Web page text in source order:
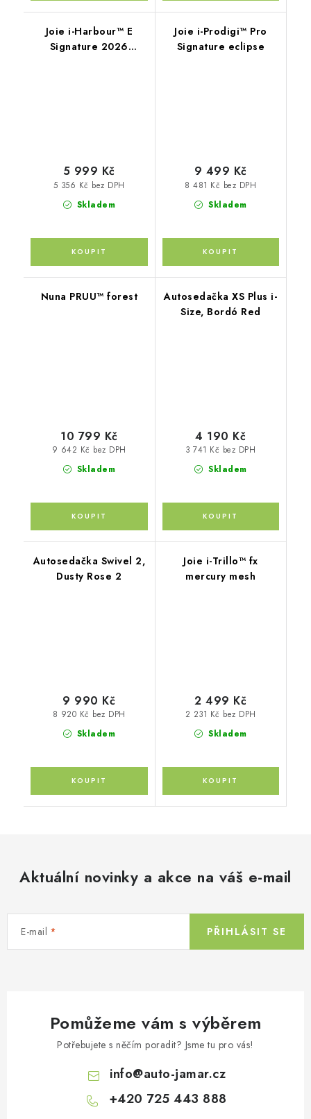
Joie i-Harbour™ E
Signature 2026
Skladem
5 356 Kč bez DPH
5 999 Kč
Joie i-Prodigi™ Pro
Signature eclipse
Skladem
8 481 Kč bez DPH
9 499 Kč
Nuna PRUU™ forest
Skladem
9 642 Kč bez DPH
10 799 Kč
Autosedačka XS Plus i-
Size, Bordó Red
Skladem
3 741 Kč bez DPH
4 190 Kč
Autosedačka Swivel 2,
Dusty Rose 2
Skladem
8 920 Kč bez DPH
9 990 Kč
Joie i-Trillo™ fx
mercury mesh
Skladem
2 231 Kč bez DPH
2 499 Kč
Aktuální novinky a akce na váš e-mail
E-mail PŘIHLÁSIT SE
Pomůžeme vám s výběrem
Potřebujete s něčím poradit? Jsme tu pro vás!
info@auto-jamar.cz
+420 725 443 888